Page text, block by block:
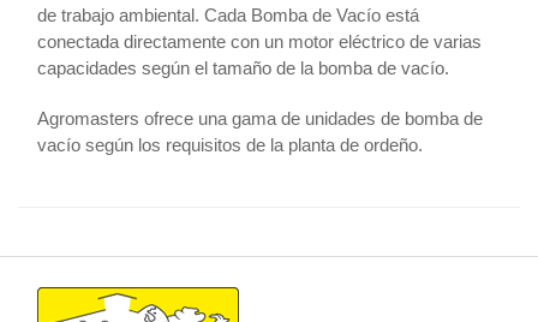
de trabajo ambiental. Cada Bomba de Vacío está
conectada directamente con un motor eléctrico de varias
capacidades según el tamaño de la bomba de vacío.
Agromasters ofrece una gama de unidades de bomba de
vacío según los requisitos de la planta de ordeño.